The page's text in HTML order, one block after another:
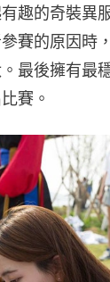
趣的奇裝異
賽的原因時
最後擁有最
賽。